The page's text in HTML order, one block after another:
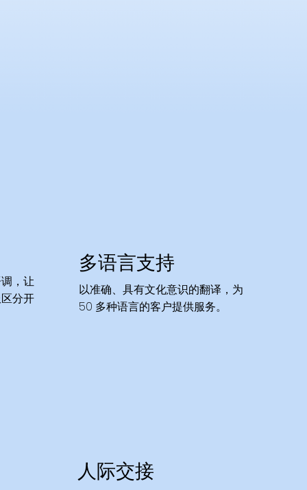
，让
分开
多语言支持
以准确、具有文化意识的翻译，为
50 多种语言的客户提供服务。
人际交接